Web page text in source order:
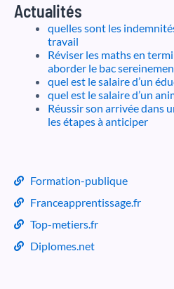
Actualités
quelles sont les
travail
Réviser les maths en
aborder le bac
quel est le salaire d’un
quel est le salaire d’un
Réussir son arrivée dans
les étapes à anticiper
Formation-publique
Franceapprentissage.fr
Top-metiers.fr
Diplomes.net